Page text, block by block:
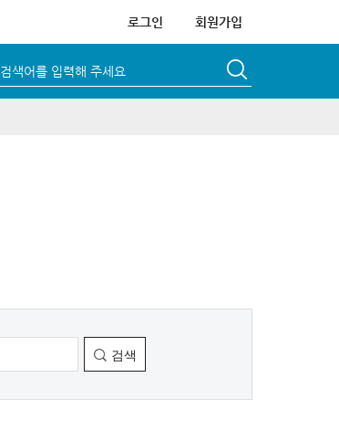
로그인 회원가입
검색어를 입력해 주세요
검색